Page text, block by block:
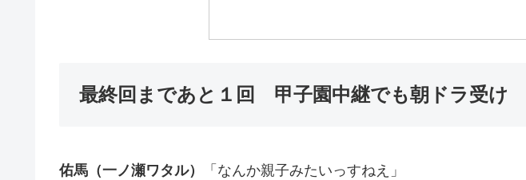
最終回まであと１回 甲子園中継でも朝ドラ受け
佑馬（一ノ瀬ワタル） 「なんか親子みたいっすねえ」